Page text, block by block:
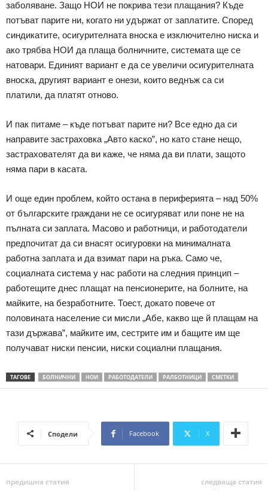
заболяване. Защо НОИ не покрива тези плащания? Къде
потъват парите ни, когато ни удържат от заплатите. Според
синдикатите, осигурителната вноска е изключително ниска и
ако трябва НОИ да плаща болничните, системата ще се
натовари. Единият вариант е да се увеличи осигурителната
вноска, другият вариант е онези, които веднъж са си
платили, да платят отново.
И пак питаме – къде потъват парите ни? Все едно да си
направите застраховка „Авто каско”, но като стане нещо,
застрахователят да ви каже, че няма да ви плати, защото
няма пари в касата.
И още един проблем, който остана в периферията – над 50%
от българските граждани не се осигуряват или поне не на
пълната си заплата. Масово и работници, и работодатели
предпочитат да си внасят осигуровки на минималната
работна заплата и да взимат пари на ръка. Само че,
социалната система у нас работи на следния принцип –
работещите днес плащат на пенсионерите, на болните, на
майките, на безработните. Тоест, докато повече от
половината население си мисли „Абе, какво ще й плащам на
тази държава”, майките им, сестрите им и бащите им ще
получават ниски пенсии, ниски социални плащания.
ТАГОВЕ БОЛНИЧНИ НОИ РАБОТОДАТЕЛИ РАЛБОТНИЦИ СМЕТКИ
Сподели Facebook X
предишна статия следваща статия